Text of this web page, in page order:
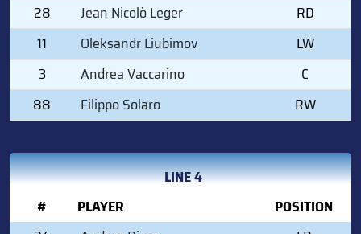
28
Jean Nicolò Leger
RD
11
Oleksandr Liubimov
LW
3
Andrea Vaccarino
C
88
Filippo Solaro RW
LINE 4
#
PLAYER
POSITION